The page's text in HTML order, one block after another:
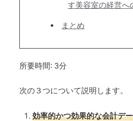
す美容室の経営へ
まとめ
所要時間: 3分
次の３つについて説明します。
効率的かつ効果的な会計デ